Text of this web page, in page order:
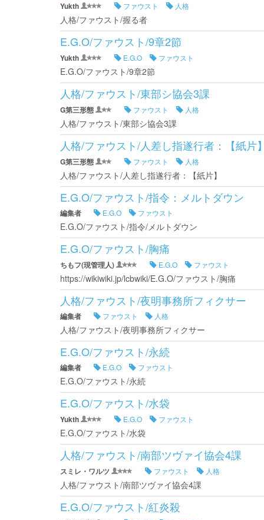
Yukth ファウスト 人格
人格/ファウスト/握る者
E.G.O/ファウスト/9章2節
Yukth E.G.O ファウスト
E.G.O/ファウスト/9章2節
人格/ファウスト/東部シ協会3課
G第三形態 ファウスト 人格
人格/ファウスト/東部シ協会3課
人格/ファウスト/人差し指遂行者：【紙片】
G第三形態 ファウスト 人格
人格/ファウスト/人差し指遂行者：【紙片】
E.G.O/ファウスト/指令：メルトダウン
編集者 E.G.O ファウスト
E.G.O/ファウスト/指令/メルトダウン
E.G.O/ファウスト/胸痛
ちもフ(現管理人) E.G.O ファウスト
https://wikiwiki.jp/lcbwiki/E.G.O/ファウスト/胸痛
人格/ファウスト/夜明事務所フィクサー
編集者 ファウスト 人格
人格/ファウスト/夜明事務所フィクサー
E.G.O/ファウスト/永続
編集者 E.G.O ファウスト
E.G.O/ファウスト/永続
E.G.O/ファウスト/水袋
Yukth E.G.O ファウスト
E.G.O/ファウスト/水袋
人格/ファウスト/南部ツヴァイ協会4課
スミレ・ワルツ ファウスト 人格
人格/ファウスト/南部ツヴァイ協会4課
E.G.O/ファウスト/紅炎殺